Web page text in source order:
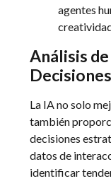
agentes
Análisis
La IA no solo
también
decisiones
datos de
identificar